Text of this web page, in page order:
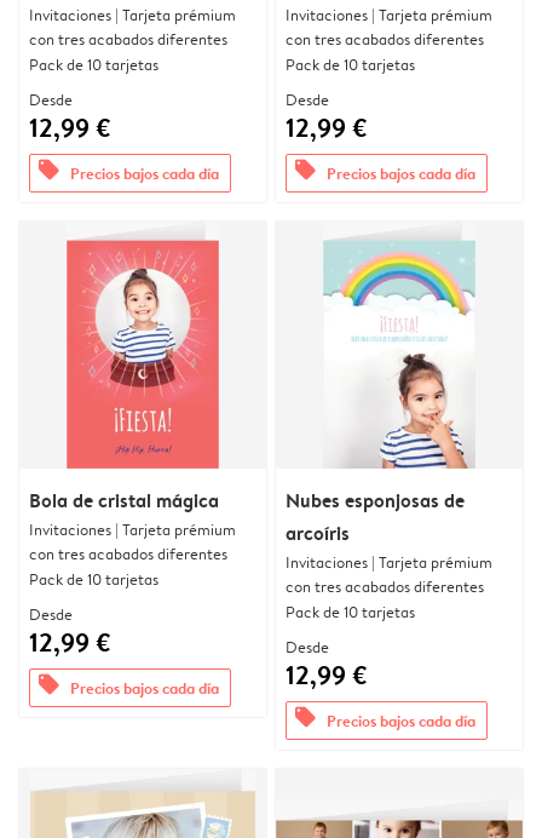
Invitaciones | Tarjeta prémium
con tres acabados diferentes
Pack de 10 tarjetas
Desde
12,99 €
offers Precios bajos cada día
Invitaciones | Tarjeta prémium
con tres acabados diferentes
Pack de 10 tarjetas
Desde
12,99 €
offers Precios bajos cada día
Bola de cristal mágica
Invitaciones | Tarjeta prémium
con tres acabados diferentes
Pack de 10 tarjetas
Desde
12,99 €
offers Precios bajos cada día
Nubes esponjosas de
arcoíris
Invitaciones | Tarjeta prémium
con tres acabados diferentes
Pack de 10 tarjetas
Desde
12,99 €
offers Precios bajos cada día